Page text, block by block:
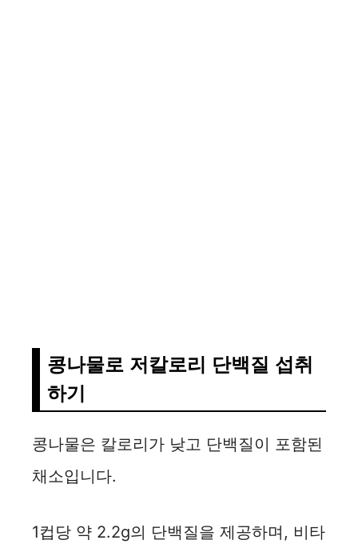
콩나물로 저칼로리 단백질 섭취
하기
콩나물은 칼로리가 낮고 단백질이 포함된
채소입니다.
1컵당 약 2.2g의 단백질을 제공하며, 비타